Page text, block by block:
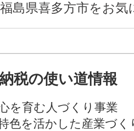
福島県喜多方市をお気
税の使い道情報
を育む人づくり事業
色を活かした産業づく